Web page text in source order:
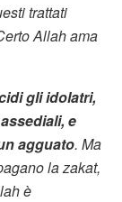
trattati
Allah ama
gli idolatri,
e
agguato. Ma
la zakat,
è